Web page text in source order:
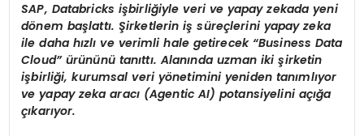
SAP, Databricks işbirliğiyle veri ve yapay zekada yeni
dönem başlattı. Şirketlerin işsüreçlerini yapay zeka
ile daha hızlıve verimli hale getirecek “Business Data
Cloud” ürününü tanıttı. Alanında uzman ikişirketin
işbirliği, kurumsal veri yönetimini yeniden tanımlıyor
ve yapay zeka aracı (Agentic AI) potansiyelini açığa
çıkarıyor.